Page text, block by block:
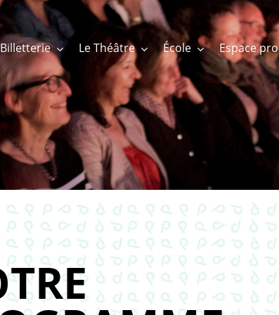
Billetterie Le Théâtre École Espace pro